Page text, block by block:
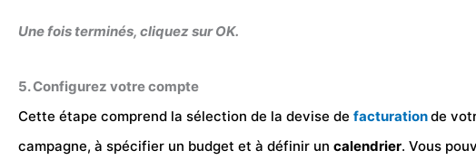
Une fois terminés, cliquez sur OK.
5. Configurez votre compte
Cette étape comprend la sélection de la devise de facturationde
campagne, à spécifier un budget et à définir un calendrier. Vous